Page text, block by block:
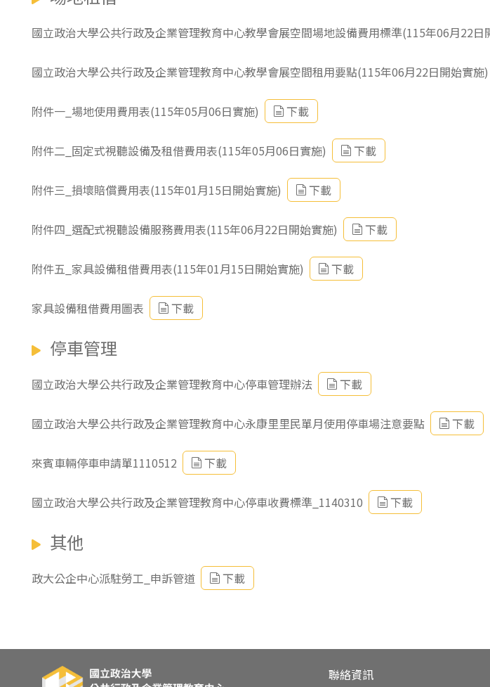
國立政治大學公共行政及企業管理教育中心教學會展空間場地設備費用標準(115年06月22日
國立政治大學公共行政及企業管理教育中心教學會展空間租用要點(115年06月22日開始實施)
附件一_場地使用費用表(115年05月06日實施) 下載
附件二_固定式視聽設備及租借費用表(115年05月06日實施) 下載
附件三_損壞賠償費用表(115年01月15日開始實施) 下載
附件四_選配式視聽設備服務費用表(115年06月22日開始實施) 下載
附件五_家具設備租借費用表(115年01月15日開始實施) 下載
家具設備租借費用圖表 下載
停車管理
國立政治大學公共行政及企業管理教育中心停車管理辦法 下載
國立政治大學公共行政及企業管理教育中心永康里里民單月使用停車場注意要點 下載
來賓車輛停車申請單1110512 下載
國立政治大學公共行政及企業管理教育中心停車收費標準_1140310 下載
其他
政大公企中心派駐勞工_申訴管道 下載
聯絡資訊